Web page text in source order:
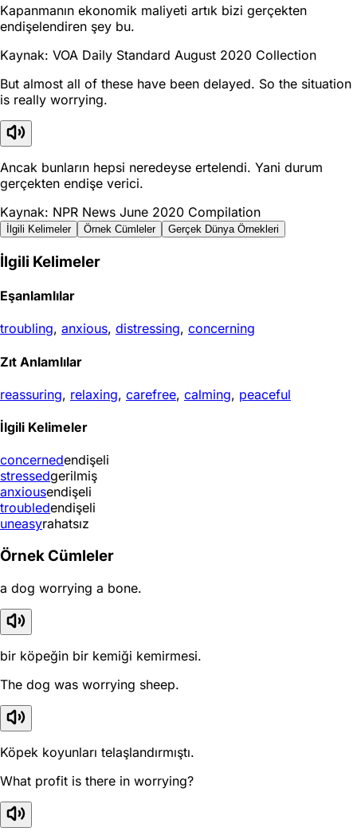
Kapanmanın ekonomik maliyeti artık bizi gerçekten
endişelendiren şey bu.
Kaynak: VOA Daily Standard August 2020 Collection
But almost all of these have been delayed. So the situation
is really worrying.
Ancak bunların hepsi neredeyse ertelendi. Yani durum
gerçekten endişe verici.
Kaynak: NPR News June 2020 Compilation
İlgili Kelimeler Örnek Cümleler Gerçek Dünya Örnekleri
İlgili Kelimeler
Eşanlamlılar
troubling, anxious, distressing, concerning
Zıt Anlamlılar
reassuring, relaxing, carefree, calming, peaceful
İlgili Kelimeler
concernedendişeli
stressedgerilmiş
anxiousendişeli
troubledendişeli
uneasyrahatsız
Örnek Cümleler
a dog worrying a bone.
bir köpeğin bir kemiği kemirmesi.
The dog was worrying sheep.
Köpek koyunları telaşlandırmıştı.
What profit is there in worrying?